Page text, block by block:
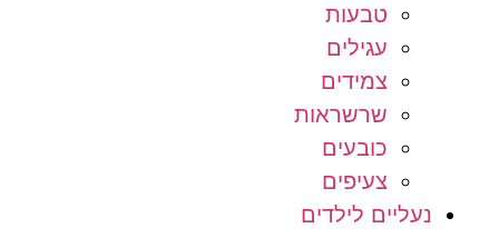
טבעות
עגילים
צמידים
שרשראות
כובעים
צעיפים
נעליים לילדים